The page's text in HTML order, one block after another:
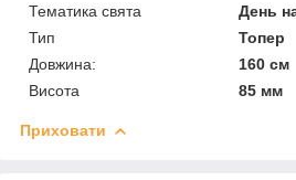
Тематика свята
День
Тип
Топер
Довжина:
160 см
Висота
85 мм
Приховати